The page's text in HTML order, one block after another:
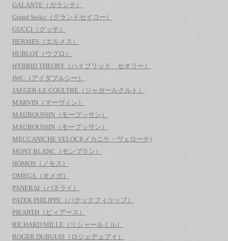
GALANTE（ガランテ）
Grand Seiko（グランドセイコー）
GUCCI（グッチ）
HERMES（エルメス）
HUBLOT（ウブロ）
HYBRID THEORY（ハイブリッド セオリー）
IWC（アイダブルシー）
JAEGER-LE COULTRE（ジャガールクルト）
MARVIN（マーヴィン）
MAUBOUSSIN（モーブッサン）
MAUBOUSSIN（モーブッサン）
MECCANICHE VELOCI(メカニケ・ヴェローチ)
MONT BLANC（モンブラン）
NOMOS（ノモス）
OMEGA（オメガ）
PANERAI（パネライ）
PATEK PHILIPPE（パテックフィリップ）
PIEARTH（ピィアース）
RICHARD MILLE（リシャールミル）
ROGER DUBUUIS（ロジェデュブイ）